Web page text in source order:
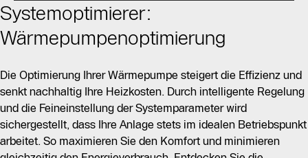
Systemoptimierer:
Wärmepumpenoptimierung
Die Optimierung Ihrer Wärmepumpe steigert die Effizienz und
senkt nachhaltig Ihre Heizkosten. Durch intelligente Regelung
und die Feineinstellung der Systemparameter wird
sichergestellt, dass Ihre Anlage stets im idealen Betriebspunkt
arbeitet. So maximieren Sie den Komfort und minimieren